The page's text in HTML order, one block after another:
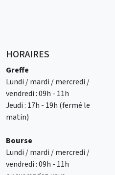
HORAIRES
Greffe
Lundi / mardi / mercredi /
vendredi : 09h - 11h
Jeudi : 17h - 19h (fermé le
matin)
Bourse
Lundi / mardi / mercredi /
vendredi : 09h - 11h